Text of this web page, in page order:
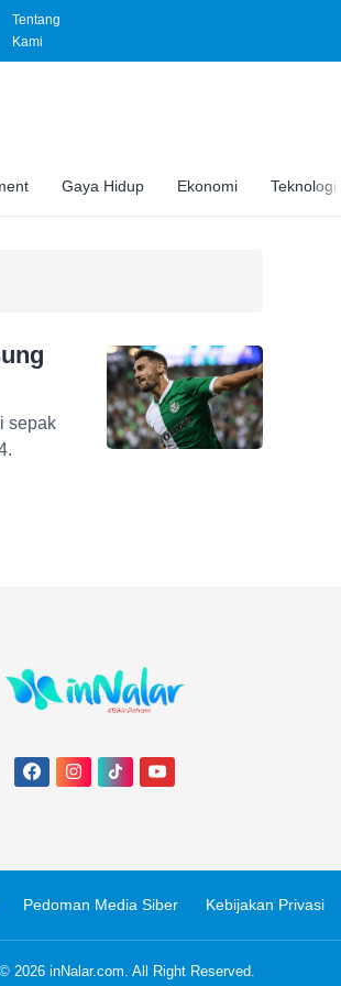
Tentang
Kami
Gaya Hidup Ekonomi Teknologi
Pedoman Media Siber Kebijakan Privasi
2026 inNalar.com. All Right Reserved.